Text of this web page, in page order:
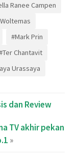
Ranee Campen
#Mark Prin
Chantavit
Urassaya
dan Review
TV akhir pekan
»